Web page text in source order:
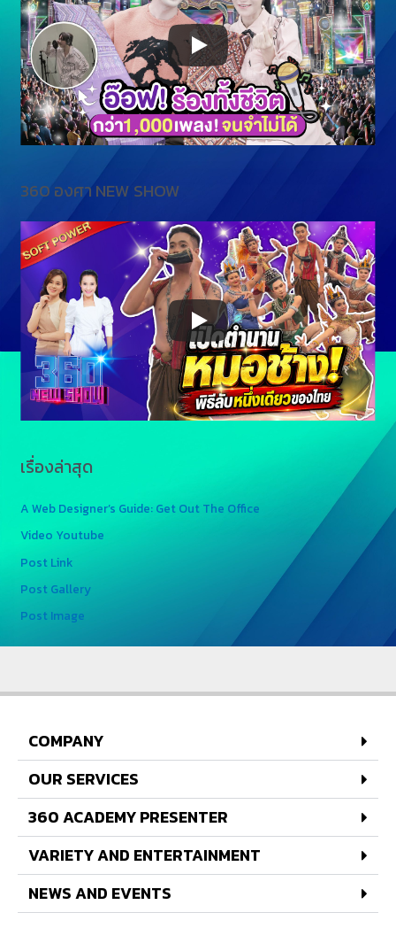
360 องศา NEW SHOW
เรื่องล่าสุด
A Web Designer’s Guide: Get Out The Office
Video Youtube
Post Link
Post Gallery
Post Image
COMPANY
OUR SERVICES
360 ACADEMY PRESENTER
VARIETY AND ENTERTAINMENT
NEWS AND EVENTS